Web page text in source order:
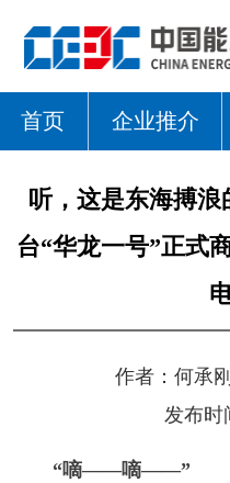
首页 企业推介
听，这是东海搏
台“华龙一号”正式
作者： 何承刚
发布时
“嘀——嘀——”